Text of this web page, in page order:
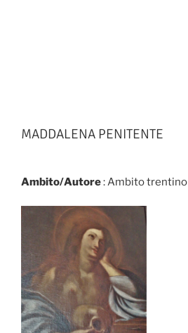
MADDALENA PENITENTE
Ambito/Autore: Ambito trentino